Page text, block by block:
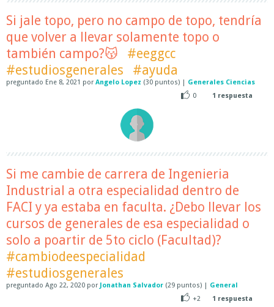
Si jale topo, pero no campo de topo, tendría
que volver a llevar solamente topo o
también campo?😽
#eeggcc
#estudiosgenerales
#ayuda
preguntado Ene 8, 2021 por Angelo Lopez (30 puntos) | Generales Ciencias
0
1 respuesta
Si me cambie de carrera de Ingenieria
Industrial a otra especialidad dentro de
FACI y ya estaba en faculta. ¿Debo llevar los
cursos de generales de esa especialidad o
solo a poartir de 5to ciclo (Facultad)?
#cambiodeespecialidad
#estudiosgenerales
preguntado Ago 22, 2020 por Jonathan Salvador (29 puntos) | General
+2
1 respuesta